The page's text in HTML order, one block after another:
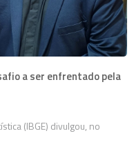
a ser enfrentado pela
(IBGE) divulgou, no